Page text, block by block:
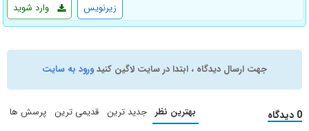
وارد شوید زیرنویس
جهت ارسال دیدگاه ، ابتدا در سایت لاگین کنیدورود به سایت
0 دیدگاه بهترین نظر جدید ترین قدیمی ترین پرسش ها